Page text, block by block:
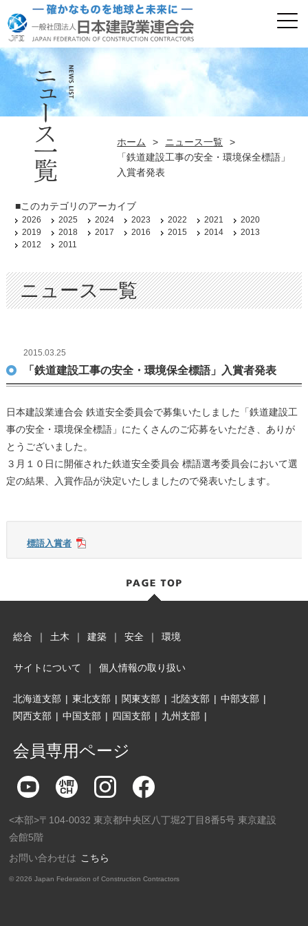
ホーム > ニュース一覧
>
「鉄道建設工事の安全・環境保全標語」
入賞者発表
ニュース一覧
2015.03.25
「鉄道建設工事の安全・環境保全標語」入賞者発表
日本建設業連合会 鉄道安全委員会で募集いたしました「鉄道建設工
事の安全・環境保全標語」にたくさんのご応募をいただき、ありが
とうございました。
３月１０日に開催された鉄道安全委員会 標語選考委員会において選
定の結果、入賞作品が決定いたしましたので発表いたします。
標語入賞者
■このカテゴリのアーカイブ
2026 2025 2024 2023 2022 2021
2020
2019
2018 2017 2016 2015 2014
2013
2012
2011
総合 ｜ 土木 ｜ 建築 ｜ 安全 ｜ 環境
サイトについて ｜ 個人情報の取り扱い
北海道支部 | 東北支部 | 関東支部 | 北陸支部 | 中部支部 |
関西支部 | 中国支部 | 四国支部 | 九州支部 |
会員専用ページ
<本部>〒104-0032 東京都中央区八丁堀2丁目8番5号 東京建設
会館5階
お問い合わせは こちら
©2026 Japan Federation of Construction Contractors